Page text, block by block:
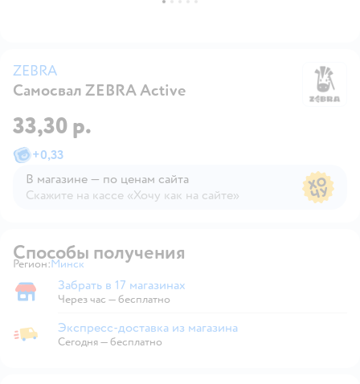
ZEBRA
Самосвал ZEBRA Active
33,30 р.
+0,33
В магазине — по ценам сайта
Скажите на кассе «Хочу как на сайте»
Способы получения
Регион: Выбор адреса доставки.
Минск
Забрать в магазине
Забрать в 17 магазинах
Через час — бесплатно
Экспресс-доставка из магазина
Экспресс-доставка из магазина
Сегодня—бесплатно